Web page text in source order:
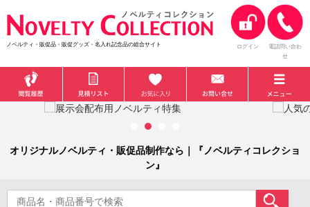
ノベルティ・販促品・販促グッズ・名入れ記念品の総合サイト ログイン
電話問い合わ
せ
オリジナルノベルティ・販促品制作なら｜『ノベルティコレクショ
ン』